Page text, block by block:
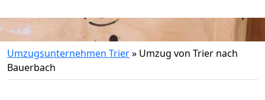
Umzugsunternehmen Trier» Umzug von Trier nach
Bauerbach